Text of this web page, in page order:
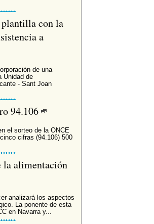
plantilla con la
a
de una
Unidad de
- Sant Joan
94.106
el sorteo de la ONCE
cifras (94.106) 500
la alimentación
analizará los aspectos
La ponente de esta
en Navarra y...